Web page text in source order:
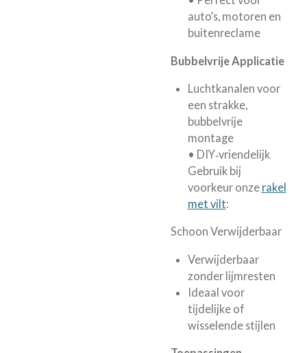
auto’s, motoren en
buitenreclame
Bubbelvrije Applicatie
Luchtkanalen voor
een strakke,
bubbelvrije
montage
• DIY‑vriendelijk
Gebruik bij
voorkeur onze rakel
met vilt:
Schoon Verwijderbaar
Verwijderbaar
zonder lijmresten
Ideaal voor
tijdelijke of
wisselende stijlen